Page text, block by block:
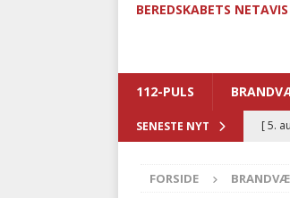
BEREDSKABETS NETAVIS
112-PULS
SENESTE NYT [ 5.
FORSIDE